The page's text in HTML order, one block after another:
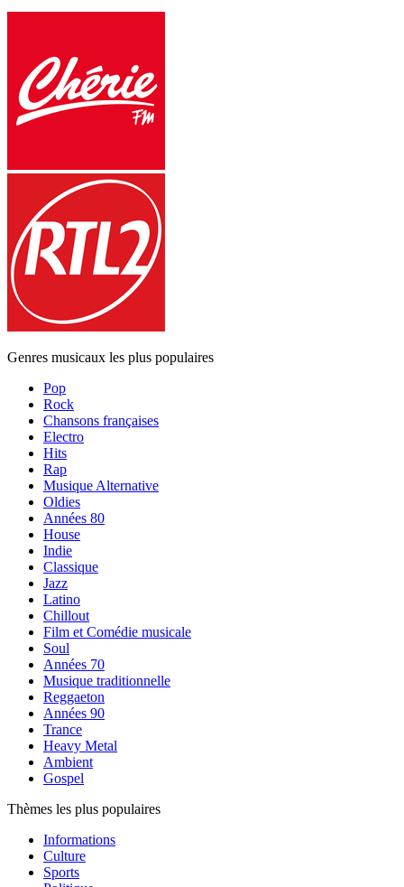
Genres musicaux les plus populaires
Pop
Rock
Chansons françaises
Electro
Hits
Rap
Musique Alternative
Oldies
Années 80
House
Indie
Classique
Jazz
Latino
Chillout
Film et Comédie musicale
Soul
Années 70
Musique traditionnelle
Reggaeton
Années 90
Trance
Heavy Metal
Ambient
Gospel
Thèmes les plus populaires
Informations
Culture
Sports